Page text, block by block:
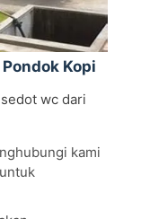
Kopi
wc dari
kami